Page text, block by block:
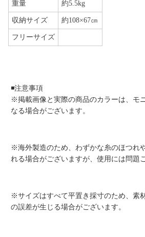
重量 約5.5kg
収納サイズ 約108×67㎝
フリーサイズ
◾️注意事項
※掲載画像と実際の商品のカラーは、モ
なる場合がございます。
※海外製造のため、わずかな糸のほつれ
れる場合がございますが、使用には問題
※サイズはすべて平置き採寸のため、素
の誤差が生じる場合がございます。